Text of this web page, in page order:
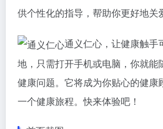
供个性化的指导，帮助你更好地关
通义仁心，让健康触手
地，只需打开手机或电脑，你就能
健康问题。它将成为你贴心的健康
一个健康旅程。快来体验吧！